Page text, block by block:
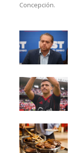
Concepción.